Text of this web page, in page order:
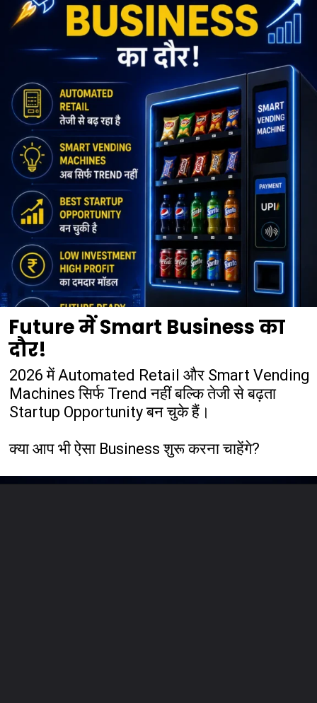
Future में Smart Business का
दौर!
2026 में Automated Retail और Smart Vending
Machines सिर्फ Trend नहीं बल्कि तेजी से बढ़ता
Startup Opportunity बन चुके हैं।
क्या आप भी ऐसा Business शुरू करना चाहेंगे?